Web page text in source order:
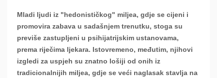
Mladi ljudi iz "hedonističkog" miljea, gdje se cijeni i
promovira zabava u sadašnjem trenutku, stoga su
previše zastupljeni u psihijatrijskim ustanovama,
prema riječima ljekara. Istovremeno, međutim, njihovi
izgledi za uspjeh su znatno lošiji od onih iz
tradicionalnijih miljea, gdje se veći naglasak stavlja na